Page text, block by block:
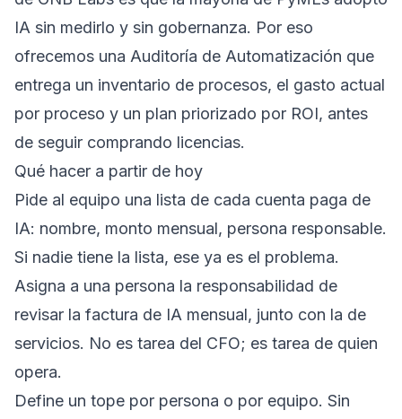
IA sin medirlo y sin gobernanza. Por eso
ofrecemos una Auditoría de Automatización que
entrega un inventario de procesos, el gasto actual
por proceso y un plan priorizado por ROI, antes
de seguir comprando licencias.
Qué hacer a partir de hoy
Pide al equipo una lista de cada cuenta paga de
IA: nombre, monto mensual, persona responsable.
Si nadie tiene la lista, ese ya es el problema.
Asigna a una persona la responsabilidad de
revisar la factura de IA mensual, junto con la de
servicios. No es tarea del CFO; es tarea de quien
opera.
Define un tope por persona o por equipo. Sin